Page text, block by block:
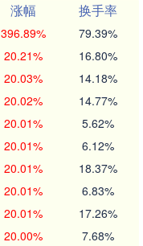
涨幅
换手率
396.89% 79.39%
20.21% 16.80%
20.03% 14.18%
20.02% 14.77%
20.01% 5.62%
20.01% 6.12%
20.01% 18.37%
20.01% 6.83%
20.01% 17.26%
20.00% 7.68%